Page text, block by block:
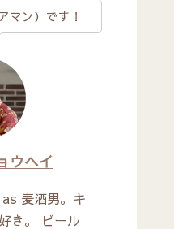
マン）です！
ウヘイ
麦酒男。キ
き。 ビール